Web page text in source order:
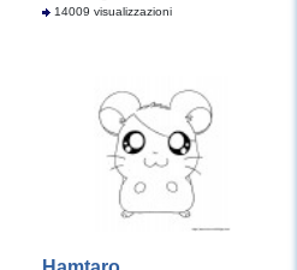
14009 visualizzazioni